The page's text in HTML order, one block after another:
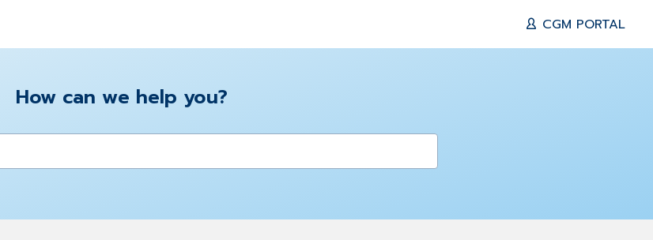
CGM PORTAL
How can we help you?